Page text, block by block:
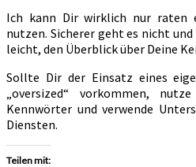
Ich kann Dir wirklich nur raten
nutzen. Sicherer geht es nicht
leicht, den Überblick über Deine
Sollte Dir der Einsatz eines
„oversized“ vorkommen,
Kennwörter und verwende
Diensten.
Teilen mit: